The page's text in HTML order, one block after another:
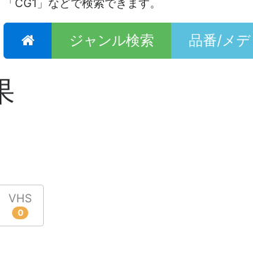
CG1」などで検索できます。
ジャンル検索 品番/メ
VHS
0